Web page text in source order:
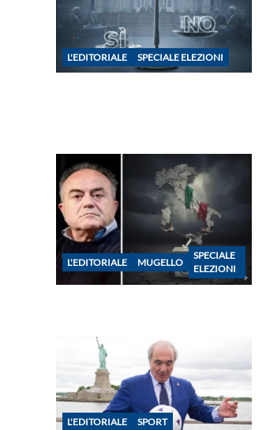
L'EDITORIALE SPECIALE ELEZIONI
L'EDITORIALE MUGELLO
SPECIALE
ELEZIONI
L'EDITORIALE SPORT